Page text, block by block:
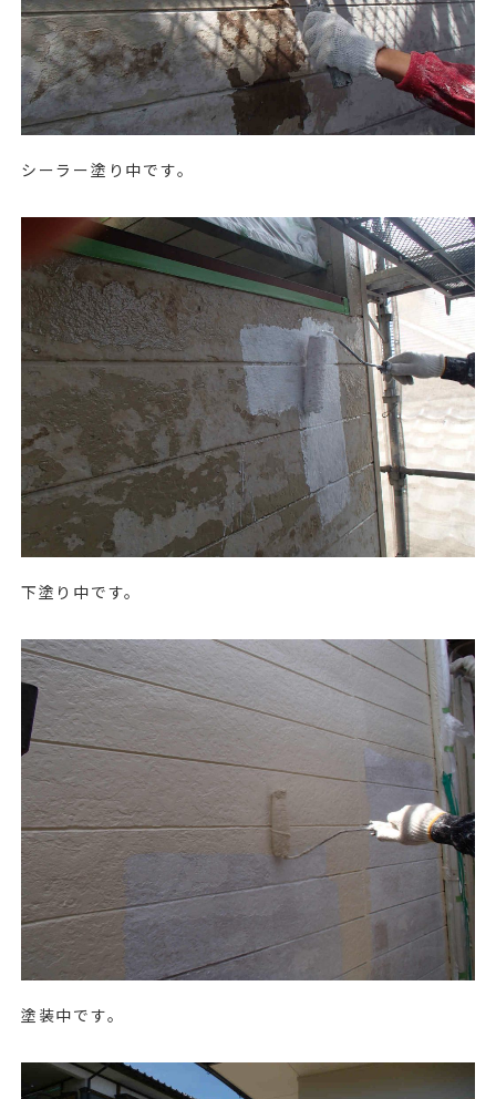
シーラー塗り中です。
下塗り中です。
塗装中です。